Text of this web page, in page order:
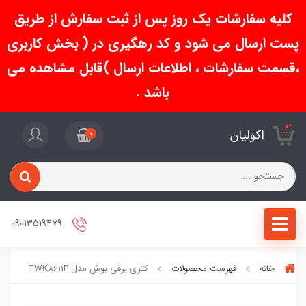
کلیه سفارشات یک روز پس از ثبت سفارش از طریق
پست ارسال می شود و کد رهگیری در ( بخش کاربری
،قسمت سفارشات ، اطلاعات ارسال )قابل مشاهده می
باشد .
اکولیان 0
خانه فهرست محصولات کتری برقی بوش مدل TWK8611P